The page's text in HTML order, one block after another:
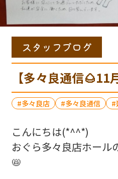
スタッフブログ
【多々良通信🌰11
多々良店 多々良通信
こんにちは(*^^*)
おぐら多々良店ホール
📛